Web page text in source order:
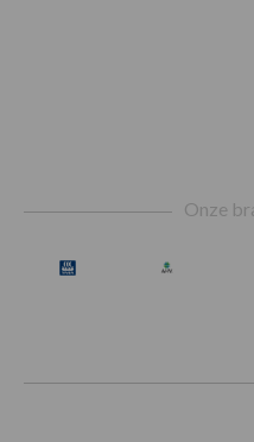
Onze